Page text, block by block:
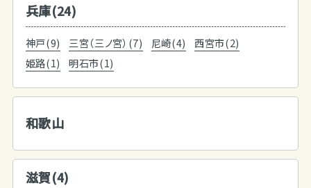
兵庫(24)
神戸(9) 三宮（三ノ宮）(7) 尼崎(4)
西宮市(2)
姫路(1)
明石市(1)
和歌山
滋賀(4)